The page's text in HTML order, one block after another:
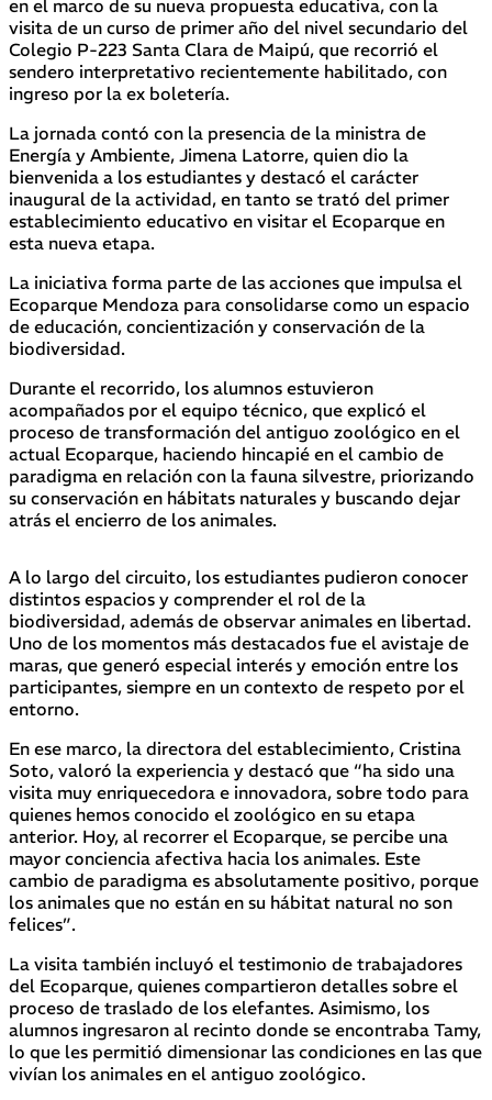
en el marco de su nueva propuesta educativa, con la
visita de un curso de primer año del nivel secundario del
Colegio P-223 Santa Clara de Maipú, que recorrió el
sendero interpretativo recientemente habilitado, con
ingreso por la ex boletería.
La jornada contó con la presencia de la ministra de
Energía y Ambiente, Jimena Latorre, quien dio la
bienvenida a los estudiantes y destacó el carácter
inaugural de la actividad, en tanto se trató del primer
establecimiento educativo en visitar el Ecoparque en
esta nueva etapa.
La iniciativa forma parte de las acciones que impulsa el
Ecoparque Mendoza para consolidarse como un espacio
de educación, concientización y conservación de la
biodiversidad.
Durante el recorrido, los alumnos estuvieron
acompañados por el equipo técnico, que explicó el
proceso de transformación del antiguo zoológico en el
actual Ecoparque, haciendo hincapié en el cambio de
paradigma en relación con la fauna silvestre, priorizando
su conservación en hábitats naturales y buscando dejar
atrás el encierro de los animales.
A lo largo del circuito, los estudiantes pudieron conocer
distintos espacios y comprender el rol de la
biodiversidad, además de observar animales en libertad.
Uno de los momentos más destacados fue el avistaje de
maras, que generó especial interés y emoción entre los
participantes, siempre en un contexto de respeto por el
entorno.
En ese marco, la directora del establecimiento, Cristina
Soto, valoró la experiencia y destacó que “ha sido una
visita muy enriquecedora e innovadora, sobre todo para
quienes hemos conocido el zoológico en su etapa
anterior. Hoy, al recorrer el Ecoparque, se percibe una
mayor conciencia afectiva hacia los animales. Este
cambio de paradigma es absolutamente positivo, porque
los animales que no están en su hábitat natural no son
felices”.
La visita también incluyó el testimonio de trabajadores
del Ecoparque, quienes compartieron detalles sobre el
proceso de traslado de los elefantes. Asimismo, los
alumnos ingresaron al recinto donde se encontraba Tamy,
lo que les permitió dimensionar las condiciones en las que
vivían los animales en el antiguo zoológico.